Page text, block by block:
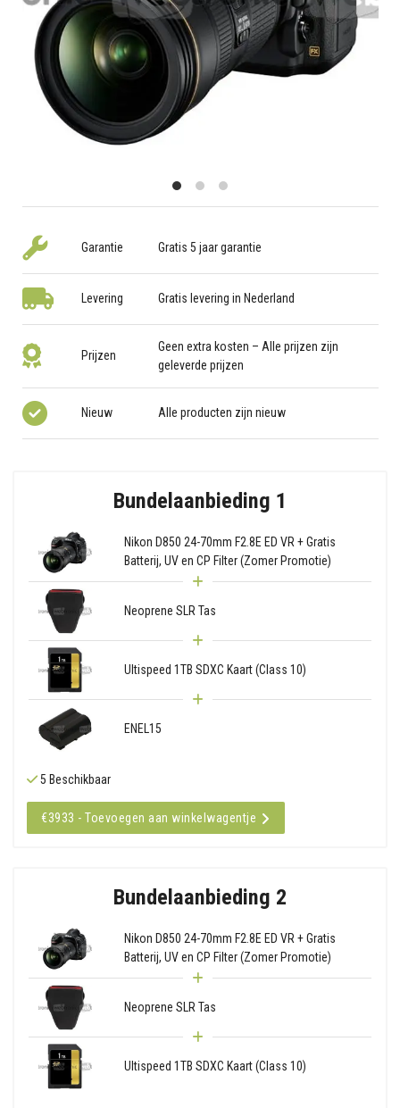
Garantie Gratis 5 jaar garantie
Levering Gratis levering in Nederland
Prijzen
Geen extra kosten – Alle prijzen zijn
geleverde prijzen
Nieuw Alle producten zijn nieuw
Bundelaanbieding 1
Nikon D850 24-70mm F2.8E ED VR + Gratis
Batterij, UV en CP Filter (Zomer Promotie)
Neoprene SLR Tas
Ultispeed 1TB SDXC Kaart (Class 10)
ENEL15
5 Beschikbaar
€3933 - Toevoegen aan winkelwagentje
Bundelaanbieding 2
Nikon D850 24-70mm F2.8E ED VR + Gratis
Batterij, UV en CP Filter (Zomer Promotie)
Neoprene SLR Tas
Ultispeed 1TB SDXC Kaart (Class 10)